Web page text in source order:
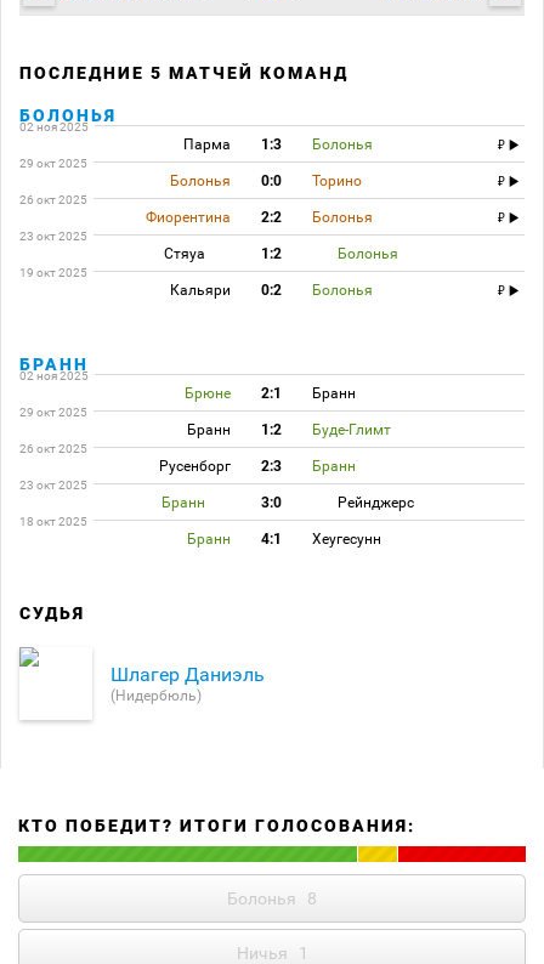
ПОСЛЕДНИЕ 5 МАТЧЕЙ КОМАНД
БОЛОНЬЯ
02 ноя 2025
Парма 1:3 Болонья
29 окт 2025
Болонья 0:0 Торино
26 окт 2025
Фиорентина 2:2 Болонья
23 окт 2025
Стяуа 1:2 Болонья
19 окт 2025
Кальяри 0:2 Болонья
БРАНН
02 ноя 2025
Брюне 2:1 Бранн
29 окт 2025
Бранн 1:2 Буде-Глимт
26 окт 2025
Русенборг 2:3 Бранн
23 окт 2025
Бранн 3:0 Рейнджерс
18 окт 2025
Бранн 4:1 Хеугесунн
СУДЬЯ
Шлагер Даниэль
(Нидербюль)
КТО ПОБЕДИТ? ИТОГИ ГОЛОСОВАНИЯ:
Болонья 8
Ничья 1